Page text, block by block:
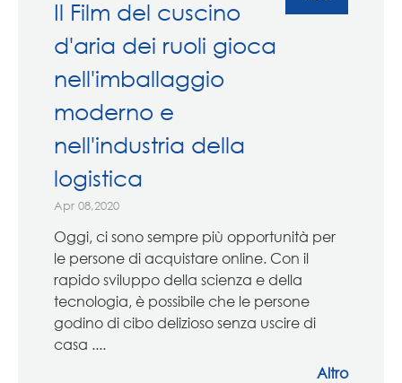
Il Film del cuscino
d'aria dei ruoli gioca
nell'imballaggio
moderno e
nell'industria della
logistica
Apr 08,2020
Oggi, ci sono sempre più opportunità per
le persone di acquistare online. Con il
rapido sviluppo della scienza e della
tecnologia, è possibile che le persone
godino di cibo delizioso senza uscire di
casa ....
Altro